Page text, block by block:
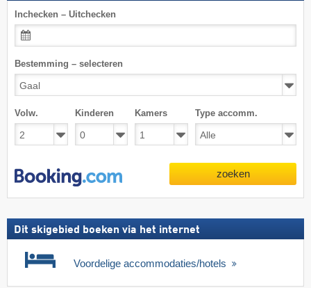
Inchecken – Uitchecken
Bestemming – selecteren
Volw. Kinderen Kamers Type accomm.
zoeken
Dit skigebied boeken via het internet
Voordelige accommodaties/hotels